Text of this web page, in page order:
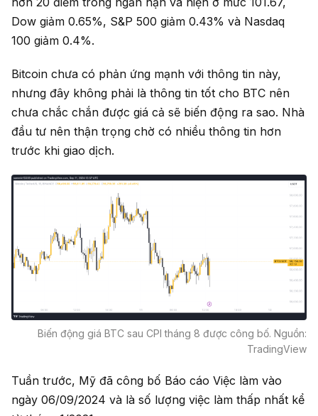
Dow giảm 0.65%, S&P 500 giảm 0.43% và Nasdaq
100 giảm 0.4%.
Bitcoin chưa có phản ứng mạnh với thông tin này,
nhưng đây không phải là thông tin tốt cho BTC nên
chưa chắc chắn được giá cả sẽ biến động ra sao. Nhà
đầu tư nên thận trọng chờ có nhiều thông tin hơn
trước khi giao dịch.
Biến động giá BTC sau CPI tháng 8 được công bố. Nguồn:
TradingView
Tuần trước, Mỹ đã công bố Báo cáo Việc làm vào
ngày 06/09/2024 và là số lượng việc làm thấp nhất kể